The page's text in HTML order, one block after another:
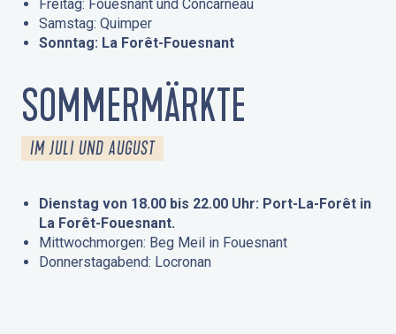
Freitag: Fouesnant und Concarneau
Samstag: Quimper
Sonntag: La Forêt-Fouesnant
SOMMERMÄRKTE
IM JULI UND AUGUST
Dienstag von 18.00 bis 22.00 Uhr: Port-La-Forêt in
La Forêt-Fouesnant.
Mittwochmorgen: Beg Meil in Fouesnant
Donnerstagabend: Locronan